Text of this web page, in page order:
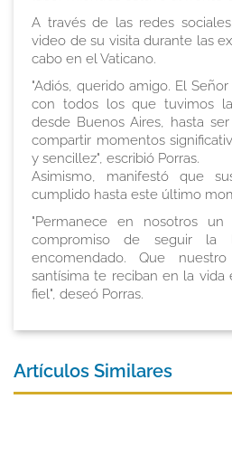
A través de las redes
video de su visita durante las
cabo en el Vaticano.
"Adiós, querido amigo. El
con todos los que tuvimos
desde Buenos Aires, hasta
compartir momentos
y sencillez", escribió Porras.
Asimismo, manifestó que
cumplido hasta este último
"Permanece en nosotros
compromiso de seguir
encomendado. Que
santísima te reciban en la vida
fiel", deseó Porras.
Artículos Similares